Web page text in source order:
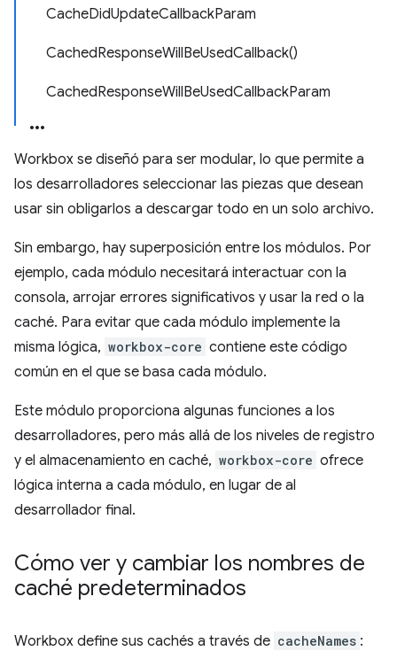
CacheDidUpdateCallbackParam
CachedResponseWillBeUsedCallback()
CachedResponseWillBeUsedCallbackParam
Workbox se diseñó para ser modular, lo que permite a
los desarrolladores seleccionar las piezas que desean
usar sin obligarlos a descargar todo en un solo archivo.
Sin embargo, hay superposición entre los módulos. Por
ejemplo, cada módulo necesitará interactuar con la
consola, arrojar errores significativos y usar la red o la
caché. Para evitar que cada módulo implemente la
misma lógica, workbox-core contiene este código
común en el que se basa cada módulo.
Este módulo proporciona algunas funciones a los
desarrolladores, pero más allá de los niveles de registro
y el almacenamiento en caché, workbox-core ofrece
lógica interna a cada módulo, en lugar de al
desarrollador final.
Cómo ver y cambiar los nombres de
caché predeterminados
Workbox define sus cachés a través de cacheNames :